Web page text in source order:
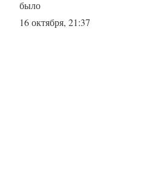
было
16 октября, 21:37